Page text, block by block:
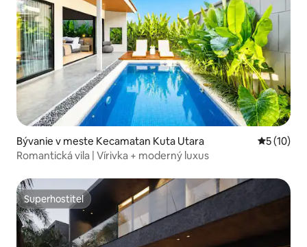
Bývanie v meste Kecamatan Kuta Utara
5 (10)
Romantická vila | Vírivka + moderný luxus
Superhostiteľ
Superhostiteľ